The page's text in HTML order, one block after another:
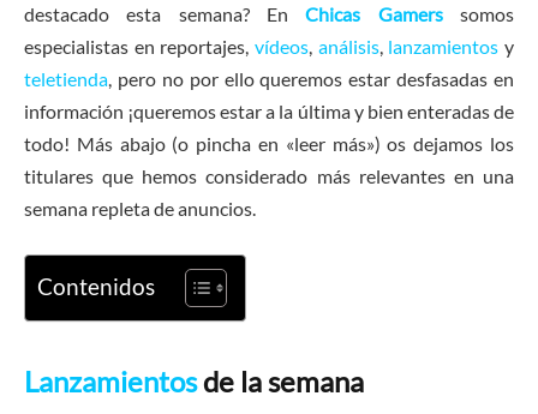
destacado esta semana? EnChicas Gamerssomos
especialistas en reportajes, vídeos, análisis, lanzamientos y
teletienda, pero no por ello queremos estar desfasadas en
información ¡queremos estar a la última y bien enteradas de
todo! Más abajo (o pincha en «leer más») os dejamos los
titulares que hemos considerado más relevantes en una
semana repleta de anuncios.
Contenidos
Lanzamientosde la semana